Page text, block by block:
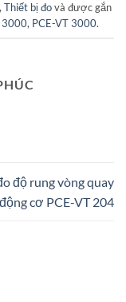
,Thiết bị đovà được gắn
3000, PCE-VT 3000.
độ rung vòng quay
động cơ PCE-VT 204